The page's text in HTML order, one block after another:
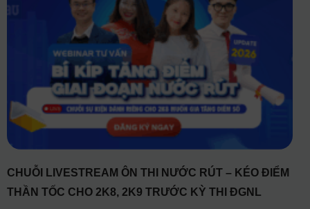
CHUỖI LIVESTREAM ÔN THI NƯỚC RÚT – KÉO ĐIỂM
THẦN TỐC CHO 2K8, 2K9 TRƯỚC KỲ THI ĐGNL